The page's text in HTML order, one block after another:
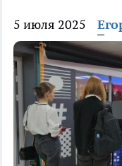
5 июля 2025